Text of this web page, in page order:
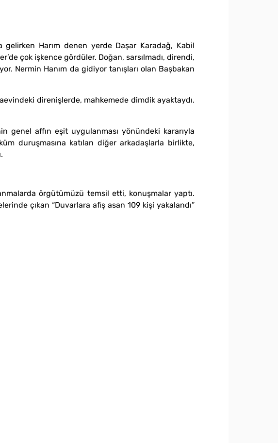
Harım denen yerde Daşar Karadağ, Kabil
çok işkence gördüler. Doğan, sarsılmadı, direndi,
Nermin Hanım da gidiyor tanışları olan Başbakan
direnişlerde, mahkemede dimdik ayaktaydı.
genel affın eşit uygulanması yönündeki kararıyla
duruşmasına katılan diğer arkadaşlarla birlikte,
örgütümüzü temsil etti, konuşmalar yaptı.
çıkan “Duvarlara afiş asan 109 kişi yakalandı”